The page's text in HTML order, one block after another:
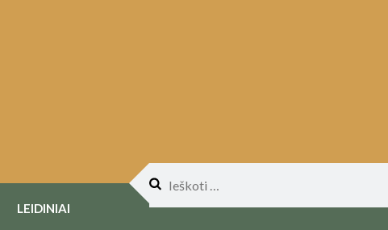
LEIDINIAI
Ieškoti: